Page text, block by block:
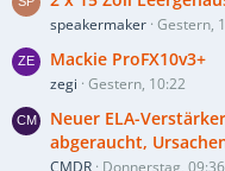
speakermaker Gestern,
Mackie ProFX10v3+
zegi Gestern, 10:22
Neuer ELA-
abgeraucht,
CMDR Donnerstag, 09:36